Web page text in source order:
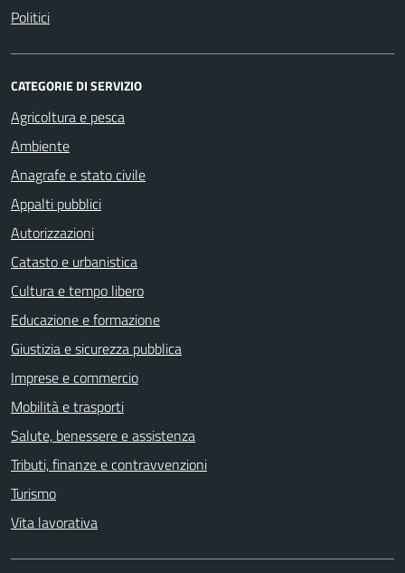
Politici
CATEGORIE DI SERVIZIO
Agricoltura e pesca
Ambiente
Anagrafe e stato civile
Appalti pubblici
Autorizzazioni
Catasto e urbanistica
Cultura e tempo libero
Educazione e formazione
Giustizia e sicurezza pubblica
Imprese e commercio
Mobilità e trasporti
Salute, benessere e assistenza
Tributi, finanze e contravvenzioni
Turismo
Vita lavorativa